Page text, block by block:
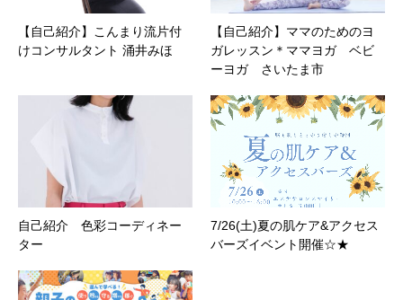
【自己紹介】こんまり流片付
けコンサルタント 涌井みほ
【自己紹介】ママのためのヨ
ガレッスン＊ママヨガ ベビ
ーヨガ さいたま市
自己紹介 色彩コーディネー
ター
7/26(土)夏の肌ケア&アクセス
バーズイベント開催☆★